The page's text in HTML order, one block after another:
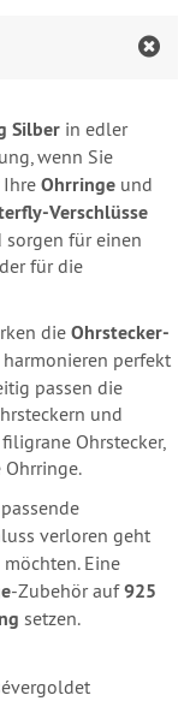
Silber in edler
wenn Sie
Ohrringe und
Verschlüsse
sorgen für einen
für die
die Ohrstecker-
perfekt
passen die
und
Ohrstecker,
Ohrringe.
verloren geht
Eine
-Zubehör auf925
setzen.